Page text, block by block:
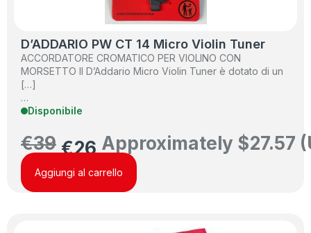
D’ADDARIO PW CT 14 Micro Violin Tuner
ACCORDATORE CROMATICO PER VIOLINO CON
MORSETTO Il D’Addario Micro Violin Tuner è dotato di un
[…]
…
Disponibile
€39 €26 Approximately $27.57
Aggiungi al carrello